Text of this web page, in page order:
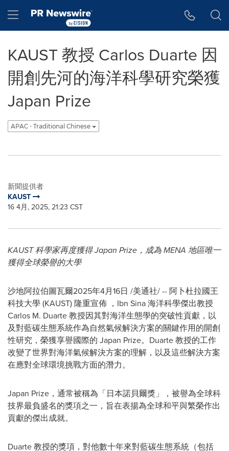
Hamburger menu
KAUST 教授 Carlos Duarte 因
開創先河的海洋科學研究榮獲
Japan Prize
APAC - Traditional Chinese
新聞提供者
KAUST
16 4月, 2025, 21:23 CST
KAUST 科學家再度獲得 Japan Prize，成為 MENA 地區唯一
獲得全球榮譽的大學
沙地阿拉伯圖瓦爾2025年4月16日 /美通社/ -- 阿卜杜拉國王
科技大學 (KAUST) 隆重宣佈 ，Ibn Sina 海洋科學傑出教授
Carlos M. Duarte教授因其對海洋生態學的突破性貢獻，以
及對藍碳生態系統作為自然氣候解決方案的關鍵作用的開創
性研究，榮獲享譽國際的 Japan Prize。Duarte 教授的工作
改變了世界對海洋氣候解決方案的理解，以及這些解決方案
在應對全球環境挑戰方面的潛力。
Japan Prize，通常被稱為「日本諾貝爾獎」，被譽為全球科
技界最負盛名的獎項之一，旨在表揚為全球和平與繁榮作出
貢獻的傑出成就。
Duarte 教授的獎項，對他數十年來對藍碳生態系統（包括